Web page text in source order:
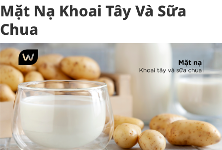
Mặt Nạ Khoai Tây Và Sữa
Chua